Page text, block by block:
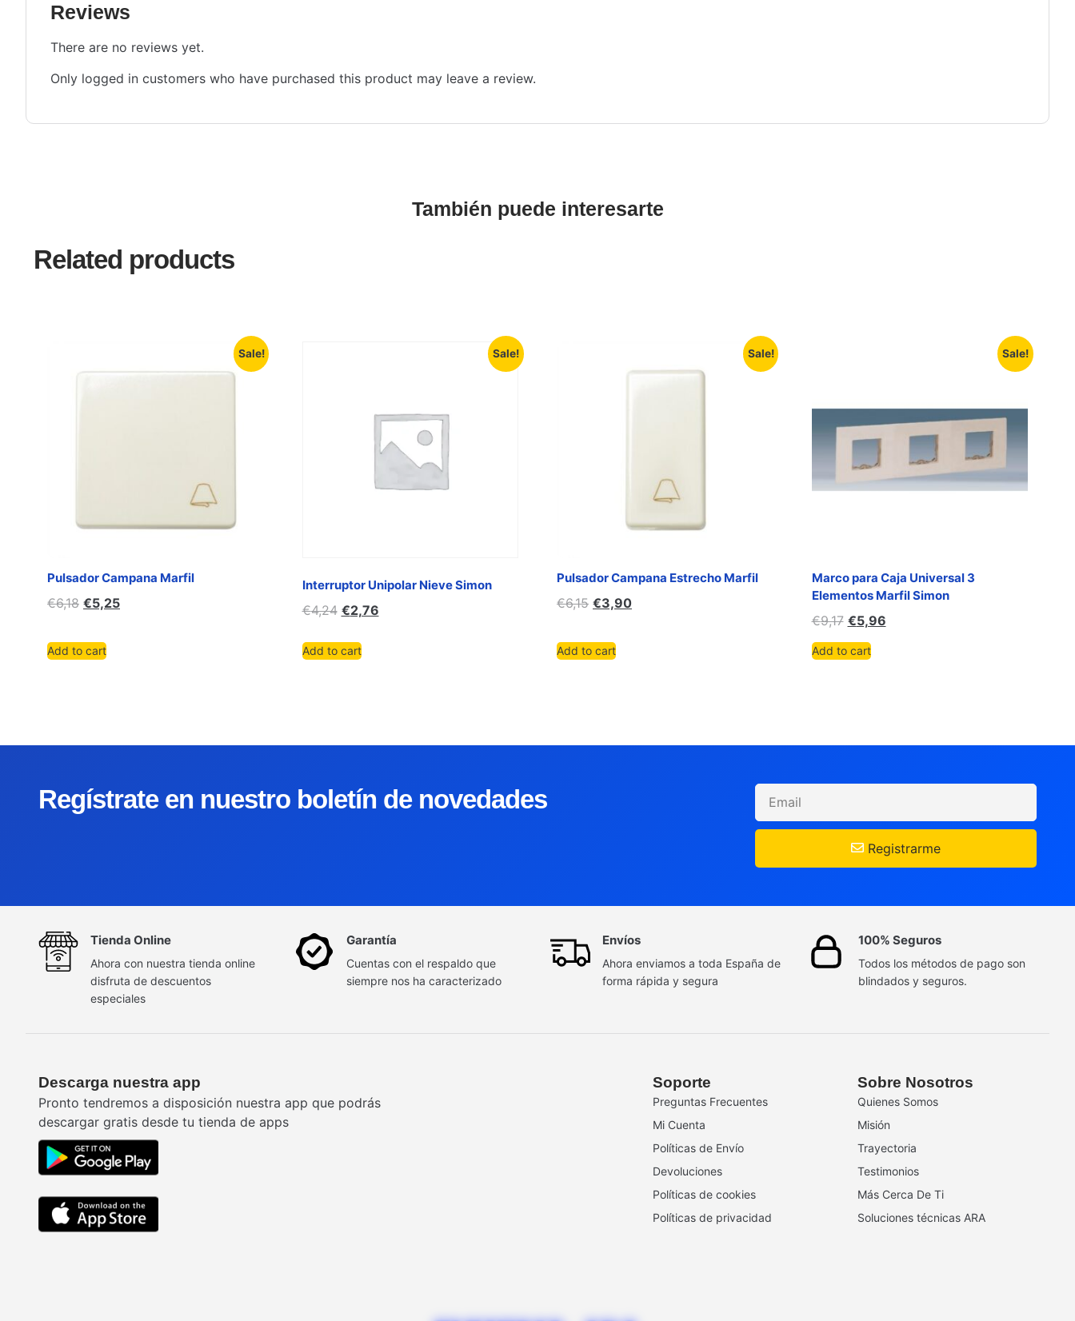
Reviews
There are no reviews yet.
Only logged in customers who have purchased this product may leave a review.
También puede interesarte
Related products
Sale!
Pulsador Campana Marfil
€6,18 €5,25
Add to cart
Sale!
Interruptor Unipolar Nieve Simon
€4,24 €2,76
Add to cart
Sale!
Pulsador Campana Estrecho Marfil
€6,15 €3,90
Add to cart
Sale!
Marco para Caja Universal 3
Elementos Marfil Simon
€9,17 €5,96
Add to cart
Regístrate en nuestro boletín de novedades
Registrarme
Tienda Online
Ahora con nuestra tienda online
disfruta de descuentos
especiales
Garantía
Cuentas con el respaldo que
siempre nos ha caracterizado
Envíos
Ahora enviamos a toda España de
forma rápida y segura
100% Seguros
Todos los métodos de pago son
blindados y seguros.
Descarga nuestra app
Pronto tendremos a disposición nuestra app que podrás
descargar gratis desde tu tienda de apps
Soporte
Preguntas Frecuentes
Mi Cuenta
Políticas de Envío
Devoluciones
Políticas de cookies
Políticas de privacidad
Sobre Nosotros
Quienes Somos
Misión
Trayectoria
Testimonios
Más Cerca De Ti
Soluciones técnicas ARA